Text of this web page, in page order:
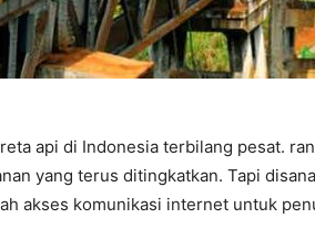
api di Indonesia terbilang pesat.
yang terus ditingkatkan. Tapi
akses komunikasi internet untuk